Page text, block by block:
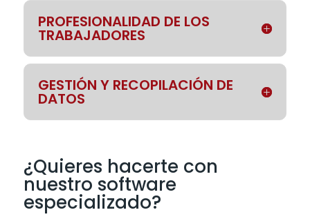
PROFESIONALIDAD DE LOS
TRABAJADORES
GESTIÓN Y RECOPILACIÓN DE
DATOS
¿Quieres hacerte con
nuestro software
especializado?